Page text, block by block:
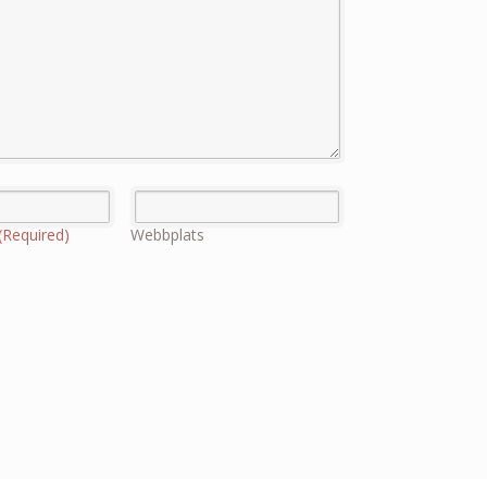
Webbplats